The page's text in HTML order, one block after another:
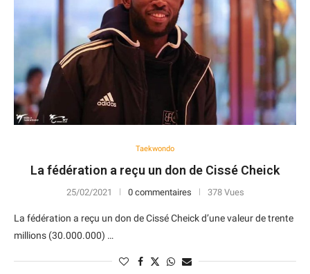
Taekwondo
La fédération a reçu un don de Cissé Cheick
25/02/2021 0 commentaires 378 Vues
La fédération a reçu un don de Cissé Cheick d’une valeur de trente
millions (30.000.000) …